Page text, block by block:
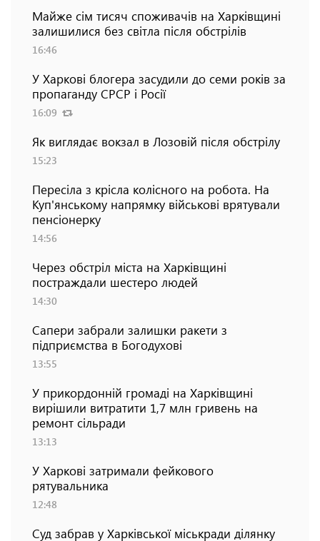
Майже сім тисяч споживачів на Харківщині
залишилися без світла після обстрілів
16:46
У Харкові блогера засудили до семи років за
пропаганду СРСР і Росії
16:09
Як виглядає вокзал в Лозовій після обстрілу
15:23
Пересіла з крісла колісного на робота. На
Куп'янському напрямку військові врятували
пенсіонерку
14:56
Через обстріл міста на Харківщині
постраждали шестеро людей
14:30
Сапери забрали залишки ракети з
підприємства в Богодухові
13:55
У прикордонній громаді на Харківщині
вирішили витратити 1,7 млн гривень на
ремонт сільради
13:13
У Харкові затримали фейкового
рятувальника
12:48
Суд забрав у Харківської міськради ділянку